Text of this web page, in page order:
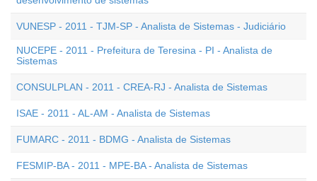
VUNESP - 2011 - TJM-SP - Analista de Sistemas - Judiciário
NUCEPE - 2011 - Prefeitura de Teresina - PI - Analista de
Sistemas
CONSULPLAN - 2011 - CREA-RJ - Analista de Sistemas
ISAE - 2011 - AL-AM - Analista de Sistemas
FUMARC - 2011 - BDMG - Analista de Sistemas
FESMIP-BA - 2011 - MPE-BA - Analista de Sistemas